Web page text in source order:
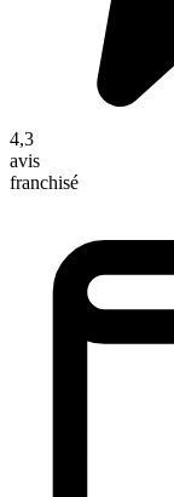
4,3
avis
franchisé